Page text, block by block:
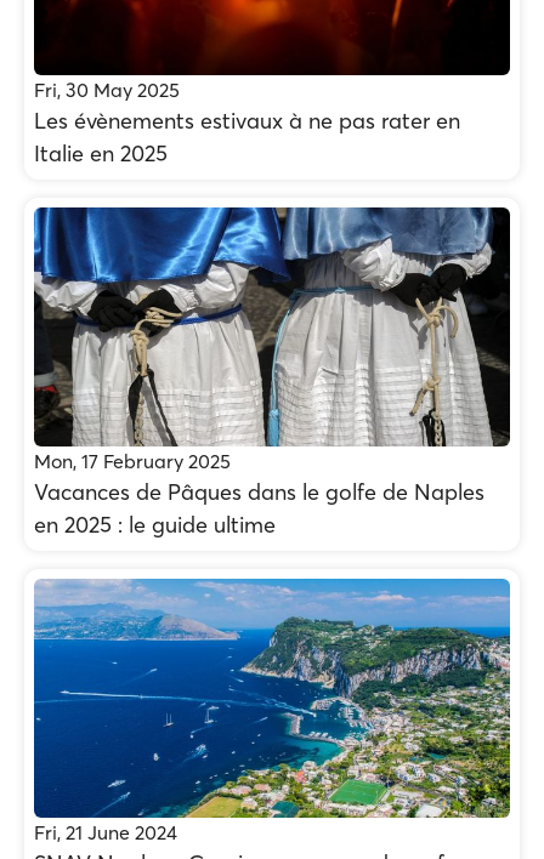
Fri, 30 May 2025
Les évènements estivaux à ne pas rater en
Italie en 2025
Mon, 17 February 2025
Vacances de Pâques dans le golfe de Naples
en 2025 : le guide ultime
Fri, 21 June 2024